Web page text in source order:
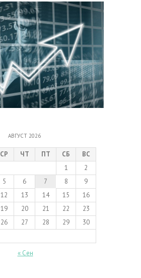
АВГУСТ 2026
СР ЧТ ПТ СБ
ВС
1
2
5 6 7 8
9
12 13 14 15
16
19 20 21 22
23
26 27 28 29
30
« Сен